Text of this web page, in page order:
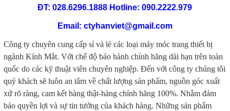
ĐT: 028.6296.1888 Hotline: 090.2222.979
Email: ctyhanviet@gmail.com
Công ty chuyên cung cấp sỉ và lẻ các loại máy móc trang thiết bị
ngành Kính Mắt. Với chế độ bảo hành chính hãng dài hạn trên toàn
quốc do các kỹ thuật viên chuyên nghiệp. Đến với công ty chúng tôi
quý khách sẽ luôn an tâm về chất lượng sản phẩm, nguồn góc xuất
xứ rõ ràng, cam kết hàng thật-hàng chính hãng 100%. Nhằm đảm
bảo quyền lợi và sự tin tưởng của khách hàng. Những sản phẩm